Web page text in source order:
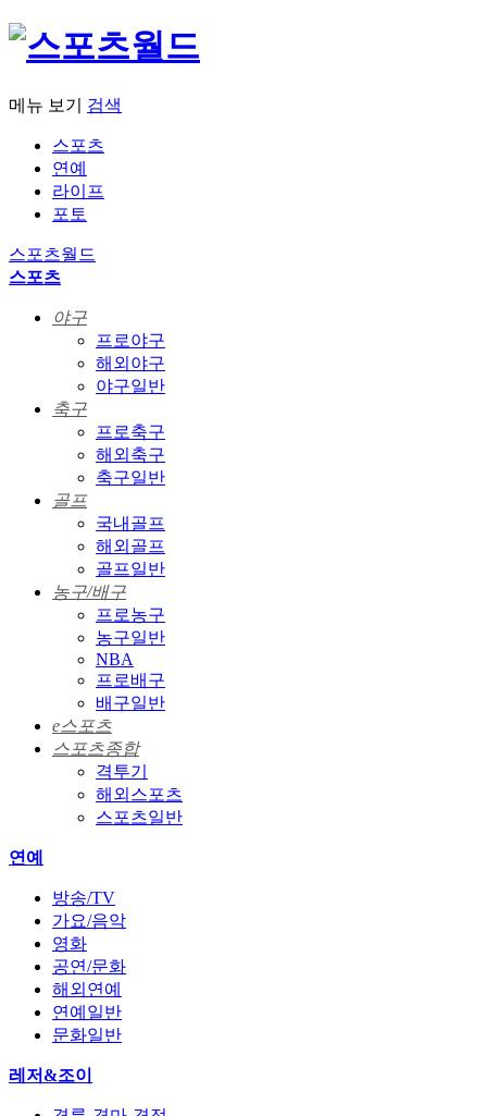
메뉴 보기 검색
스포츠
연예
라이프
포토
스포츠월드
스포츠
야구
프로야구
해외야구
야구일반
축구
프로축구
해외축구
축구일반
골프
국내골프
해외골프
골프일반
농구/배구
프로농구
농구일반
NBA
프로배구
배구일반
e스포츠
스포츠종합
격투기
해외스포츠
스포츠일반
연예
방송/TV
가요/음악
영화
공연/문화
해외연예
연예일반
문화일반
레저&조이